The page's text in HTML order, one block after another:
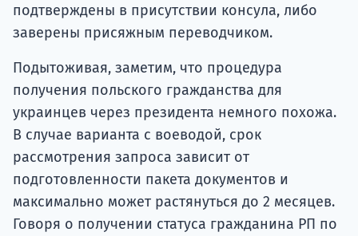
подтверждены в присутствии консула, либо
заверены присяжным переводчиком.
Подытоживая, заметим, что процедура
получения польского гражданства для
украинцев через президента немного похожа.
В случае варианта с воеводой, срок
рассмотрения запроса зависит от
подготовленности пакета документов и
максимально может растянуться до 2 месяцев.
Говоря о получении статуса гражданина РП по